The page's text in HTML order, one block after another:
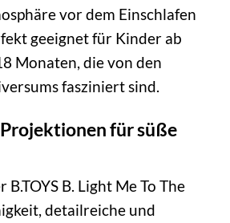
vor dem Einschlafen
geeignet für Kinder ab
Monaten, die von den
fasziniert sind.
für süße
B.TOYS B. Light Me To The
detailreiche und